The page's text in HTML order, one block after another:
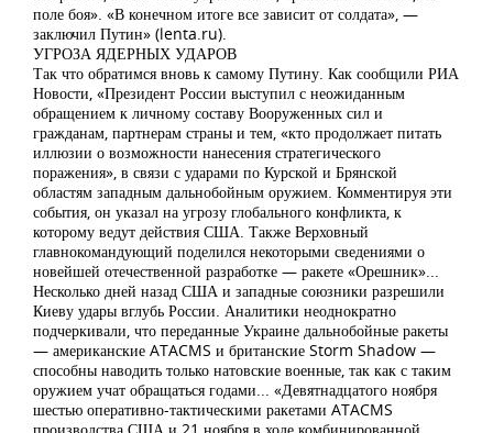
поле боя». «В конечном итоге все зависит от солдата», —
заключил Путин» (lenta.ru).
УГРОЗА ЯДЕРНЫХ УДАРОВ
Так что обратимся вновь к самому Путину. Как сообщили РИА
Новости, «Президент России выступил с неожиданным
обращением к личному составу Вооруженных сил и
гражданам, партнерам страны и тем, «кто продолжает питать
иллюзии о возможности нанесения стратегического
поражения», в связи с ударами по Курской и Брянской
областям западным дальнобойным оружием. Комментируя эти
события, он указал на угрозу глобального конфликта, к
которому ведут действия США. Также Верховный
главнокомандующий поделился некоторыми сведениями о
новейшей отечественной разработке — ракете «Орешник»...
Несколько дней назад США и западные союзники разрешили
Киеву удары вглубь России. Аналитики неоднократно
подчеркивали, что переданные Украине дальнобойные ракеты
— американские ATACMS и британские Storm Shadow —
способны наводить только натовские военные, так как с таким
оружием учат обращаться годами... «Девятнадцатого ноября
шестью оперативно-тактическими ракетами ATACMS